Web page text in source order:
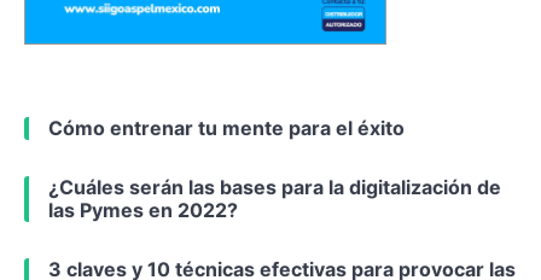
Cómo entrenar tu mente para el éxito
¿Cuáles serán las bases para la digitalización de
las Pymes en 2022?
3 claves y 10 técnicas efectivas para provocar las